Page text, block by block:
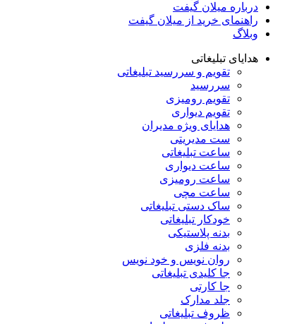
درباره میلان گیفت
راهنمای خرید از میلان گیفت
وبلاگ
هدایای تبلیغاتی
تقویم و سررسید تبلیغاتی
سررسید
تقویم رومیزی
تقویم دیواری
هدایای ویژه مدیران
ست مدیریتی
ساعت تبلیغاتی
ساعت دیواری
ساعت رومیزی
ساعت مچی
ساک دستی تبلیغاتی
خودکار تبلیغاتی
بدنه پلاستیکی
بدنه فلزی
روان نویس و خود نویس
جا کلیدی تبلیغاتی
جا کارتی
جلد مدارک
ظروف تبلیغاتی